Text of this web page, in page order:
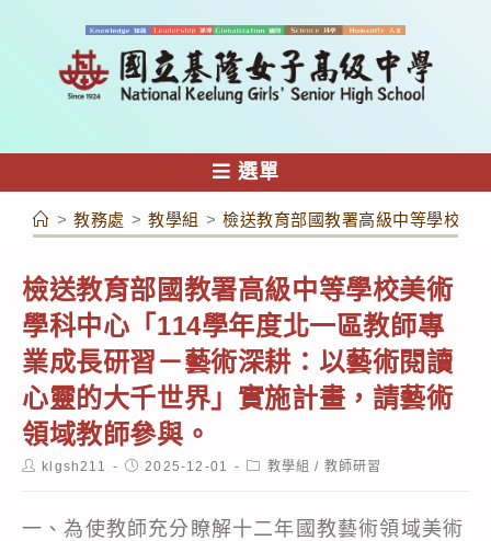
容
選單
> 教務處 > 教學組 > 檢送教育部國教署高級中等學校美
檢送教育部國教署高級中等學校美術
學科中心「114學年度北一區教師專
業成長研習－藝術深耕：以藝術閱讀
心靈的大千世界」實施計畫，請藝術
領域教師參與。
Postklgsh211
Post2025-12-01
Post教學組 / 教師研習
一、為使教師充分瞭解十二年國教藝術領域美術